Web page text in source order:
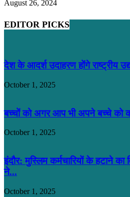
August 26, 2024
EDITOR PICKS
देश के आदर्श उदाहरण होंगे राष्ट्रीय
October 1, 2025
बच्चों को अगर आप भी अपने बच्चे को
October 1, 2025
इंदौर: मुस्लिम कर्मचारियों के हटाने का
ने...
October 1, 2025